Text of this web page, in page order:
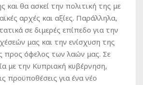
και θα ασκεί την πολιτική της με
αρχές και αξίες. Παράλληλα,
σε διμερές επίπεδο για την
μας και την ενίσχυση της
προς όφελος των λαών μας. Σε
με την Κυπριακή κυβέρνηση,
προϋποθέσεις για ένα νέο